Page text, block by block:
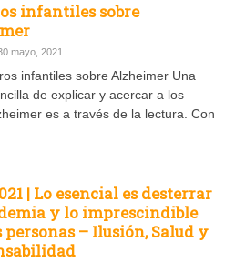
infantiles sobre
mayo, 2021
infantiles sobre Alzheimer Una
de explicar y acercar a los
es a través de la lectura. Con
| Lo esencial es desterrar
y lo imprescindible
personas – Ilusión, Salud y